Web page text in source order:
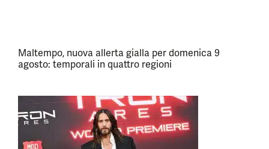
Maltempo, nuova allerta gialla per domenica 9
agosto: temporali in quattro regioni